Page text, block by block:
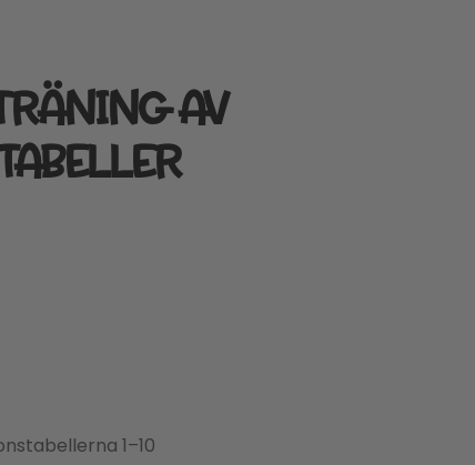
AV
1–10